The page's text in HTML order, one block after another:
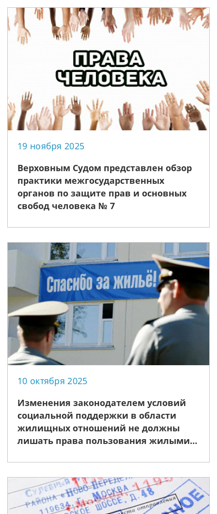
19 ноября 2025
Верховным Судом представлен обзор
практики межгосударственных
органов по защите прав и основных
свобод человека № 7
10 октября 2025
Изменения законодателем условий
социальной поддержки в области
жилищных отношений не должны
лишать права пользования жилыми
жилищного фонда тех сотрудников
органов внутренних дел и граждан,
уволенных со службы